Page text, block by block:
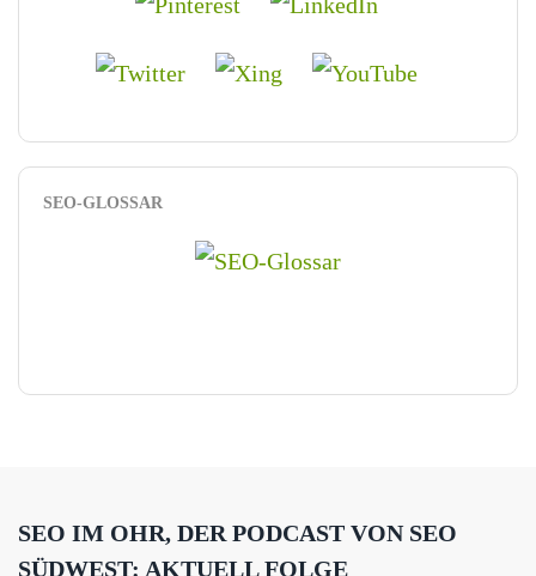
SEO-GLOSSAR
SEO IM OHR, DER PODCAST VON SEO
SÜDWEST: AKTUELL FOLGE